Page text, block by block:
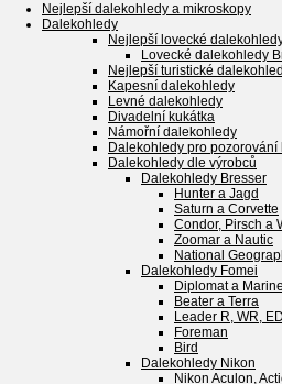
Nejlepší dalekohledy a mikroskopy
Dalekohledy
Nejlepší lovecké
Lovecké dalekohledy
Nejlepší turistické
Kapesní dalekohledy
Levné dalekohledy
Divadelní kukátka
Námořní dalekohledy
Dalekohledy pro pozorování
Dalekohledy dle výrobců
Dalekohledy Bresser
Hunter a Jagd
Saturn a Corvette
Condor, Pirsch a
Zoomar a Nautic
National
Dalekohledy Fomei
Diplomat a
Beater a Terra
Leader R, WR,
Foreman
Bird
Dalekohledy Nikon
Nikon Aculon,